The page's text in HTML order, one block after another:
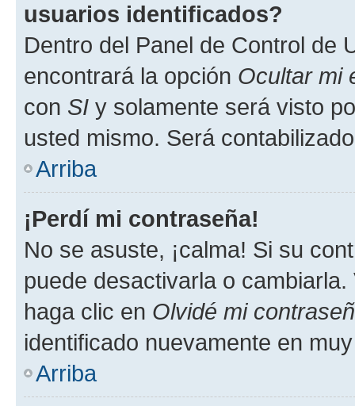
usuarios identificados?
Dentro del Panel de Control de
encontrará la opción Ocultar mi
con SI y solamente será visto
usted mismo. Será
Arriba
¡Perdí mi contraseña!
No se asuste, ¡calma! Si su
puede desactivarla o
haga clic en Olvidé mi
identificado nuevamente en
Arriba